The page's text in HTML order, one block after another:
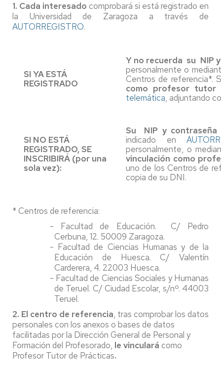
1. Cada interesado comprobará si está registrado en
la Universidad de Zaragoza a través de
AUTORREGISTRO.
SI YA ESTÁ
REGISTRADO
Y no recuerda su NIP
personalmente o
Centros de referencia*.
como profesor tutor
telemática, adjuntando
SI NO ESTÁ
REGISTRADO, SE
INSCRIBIRÁ (por una
sola vez):
Su
NIP y contraseña
indicado en
personalmente, o
vinculación como
uno de los Centros de
copia de su DNI.
* Centros de referencia:
- Facultad de Educación. C/ Pedro
Cerbuna, 12. 50009 Zaragoza.
- Facultad de Ciencias Humanas y de la
Educación de Huesca. C/ Valentín
Carderera, 4. 22003 Huesca.
- Facultad de Ciencias Sociales y Humanas
de Teruel. C/ Ciudad Escolar, s/nº. 44003
Teruel.
2. El centro de referencia, tras comprobar los datos
personales con los anexos o bases de datos
facilitadas por la Dirección General de Personal y
Formación del Profesorado, le vinculará como
Profesor Tutor de Prácticas.